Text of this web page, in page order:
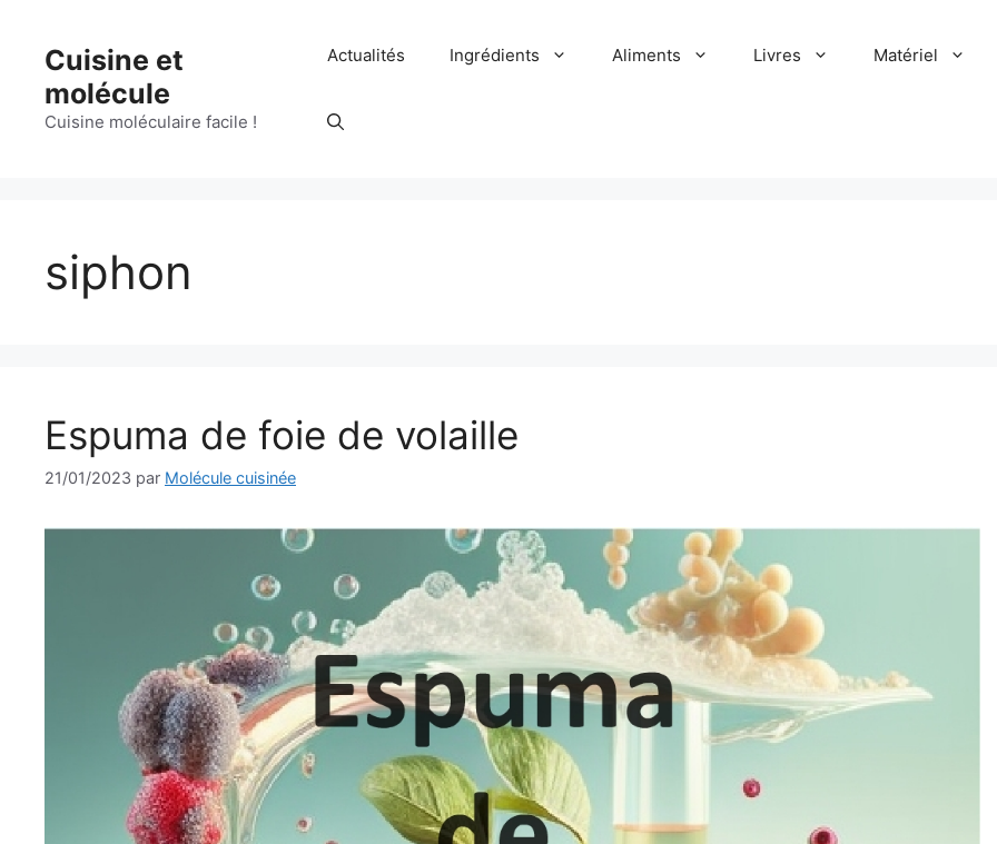
contenuCuisine et
molécule
Cuisine moléculaire facile !
Actualités Ingrédients Aliments Livres Matériel
siphon
Espuma de foie de volaille
21/01/2023 par Molécule cuisinée